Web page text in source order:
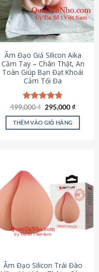
Âm Đạo Giả Silicon Aika
Cầm Tay – Chân Thật, An
Toàn Giúp Bạn Đạt Khoái
Cảm Tối Đa
Được xếp
hạng4.75
5 sao
499,000₫ Giá
là:
499,000 ₫.
295,000₫Giá
tại
THÊM VÀO GIỎ HÀNG
Âm Đạo Silicon Trái Đào